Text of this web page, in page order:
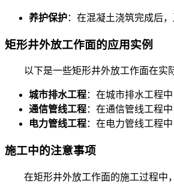
养护保护：在混凝土浇筑完成后
矩形井外放工作面的应用实例
以下是一些矩形井外放工作面在实际
城市排水工程：在城市排水工程
通信管线工程：在通信管线工程
电力管线工程：在电力管线工程
施工中的注意事项
在矩形井外放工作面的施工过程中，